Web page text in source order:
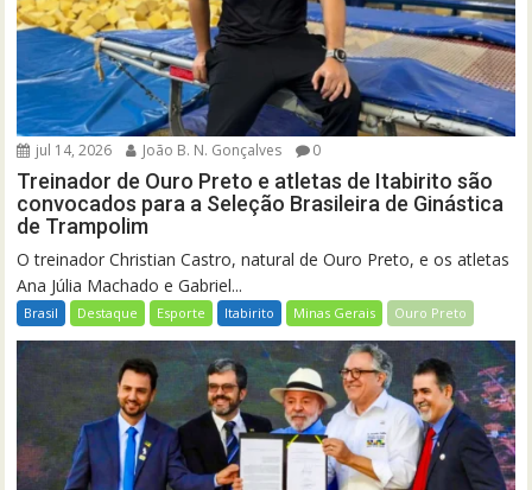
jul 14, 2026 João B. N. Gonçalves 0
Treinador de Ouro Preto e atletas de Itabirito são
convocados para a Seleção Brasileira de Ginástica
de Trampolim
O treinador Christian Castro, natural de Ouro Preto, e os atletas
Ana Júlia Machado e Gabriel...
Brasil Destaque Esporte Itabirito Minas Gerais Ouro Preto